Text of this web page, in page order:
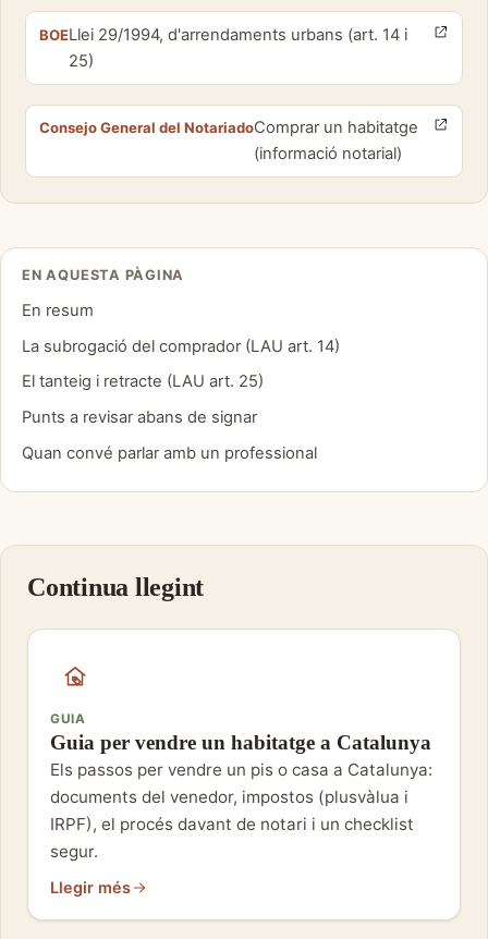
BOELlei 29/1994, d'arrendaments urbans (art. 14 i
25)
Consejo General del NotariadoComprar un habitatge
(informació notarial)
EN AQUESTA PÀGINA
En resum
La subrogació del comprador (LAU art. 14)
El tanteig i retracte (LAU art. 25)
Punts a revisar abans de signar
Quan convé parlar amb un professional
Continua llegint
GUIA
Guia per vendre un habitatge a Catalunya
Els passos per vendre un pis o casa a Catalunya:
documents del venedor, impostos (plusvàlua i
IRPF), el procés davant de notari i un checklist
segur.
Llegir més